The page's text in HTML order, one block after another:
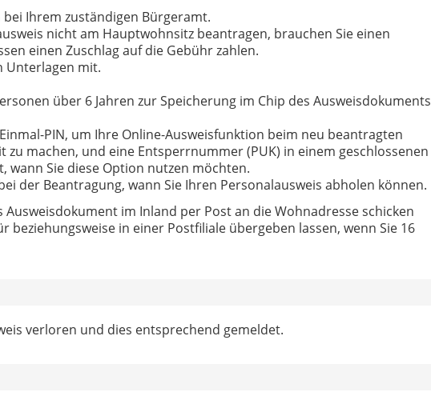
Ihrem zuständigen Bürgeramt.
nicht am Hauptwohnsitz beantragen, brauchen Sie einen
einen Zuschlag auf die Gebühr zahlen.
Unterlagen mit.
über 6 Jahren zur Speicherung im Chip des Ausweisdokuments
PIN, um Ihre Online-Ausweisfunktion beim neu beantragten
zu machen, und eine Entsperrnummer (PUK) in einem geschlossenen
wann Sie diese Option nutzen möchten.
der Beantragung, wann Sie Ihren Personalausweis abholen können.
Ausweisdokument im Inland per Post an die Wohnadresse schicken
beziehungsweise in einer Postfiliale übergeben lassen, wenn Sie 16
verloren und dies entsprechend gemeldet.